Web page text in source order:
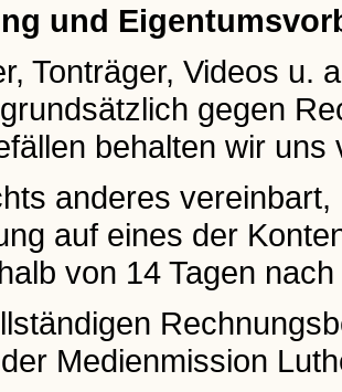
und
Tonträger, Videos u.
gegen
behalten wir
anderes
auf eines der
von 14 Tagen
Medienmission